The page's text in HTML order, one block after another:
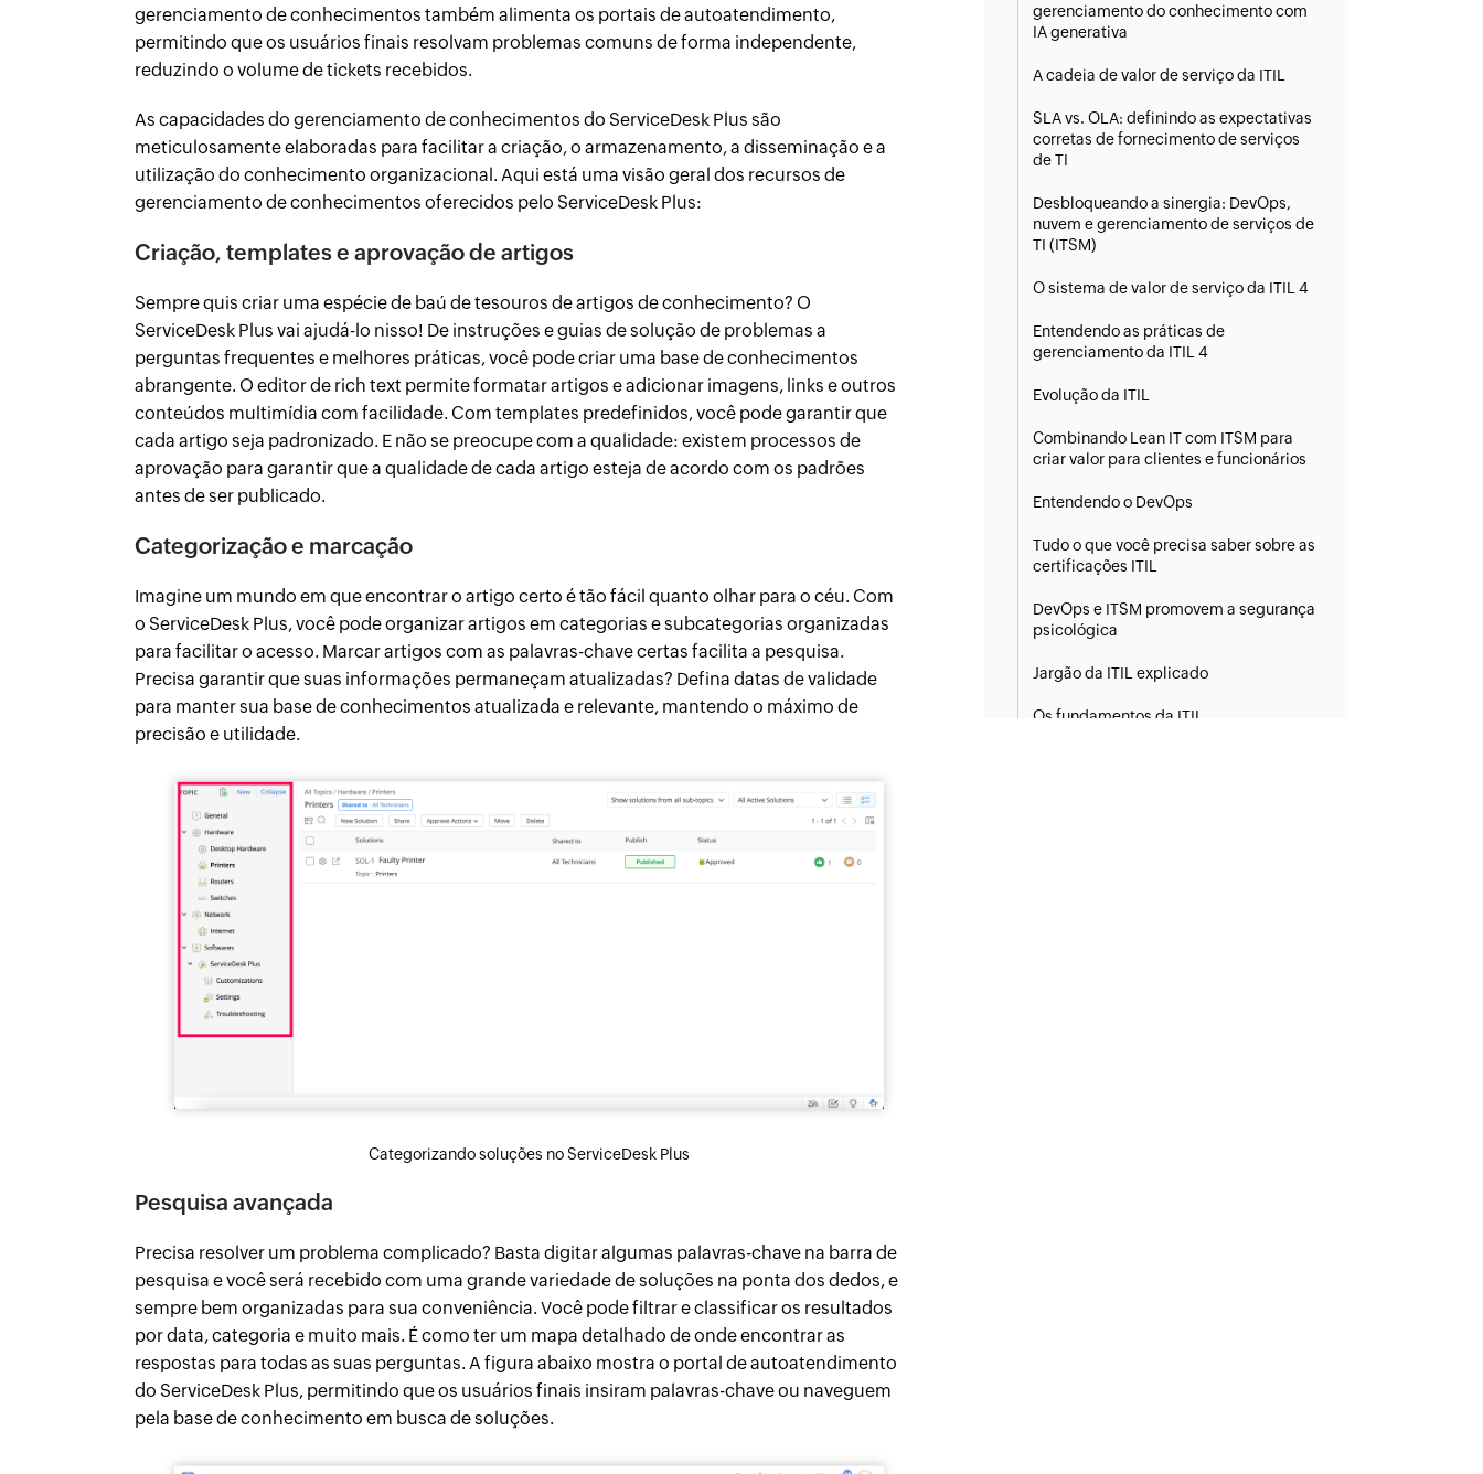
gerenciamento de conhecimentos também alimenta os portais de autoatendimento,
permitindo que os usuários finais resolvam problemas comuns de forma independente,
reduzindo o volume de tickets recebidos.
As capacidades do gerenciamento de conhecimentos do ServiceDesk Plus são
meticulosamente elaboradas para facilitar a criação, o armazenamento, a disseminação e a
utilização do conhecimento organizacional. Aqui está uma visão geral dos recursos de
gerenciamento de conhecimentos oferecidos pelo ServiceDesk Plus:
Criação, templates e aprovação de artigos
Sempre quis criar uma espécie de baú de tesouros de artigos de conhecimento? O
ServiceDesk Plus vai ajudá-lo nisso! De instruções e guias de solução de problemas a
perguntas frequentes e melhores práticas, você pode criar uma base de conhecimentos
abrangente. O editor de rich text permite formatar artigos e adicionar imagens, links e outros
conteúdos multimídia com facilidade. Com templates predefinidos, você pode garantir que
cada artigo seja padronizado. E não se preocupe com a qualidade: existem processos de
aprovação para garantir que a qualidade de cada artigo esteja de acordo com os padrões
antes de ser publicado.
Categorização e marcação
Imagine um mundo em que encontrar o artigo certo é tão fácil quanto olhar para o céu. Com
o ServiceDesk Plus, você pode organizar artigos em categorias e subcategorias organizadas
para facilitar o acesso. Marcar artigos com as palavras-chave certas facilita a pesquisa.
Precisa garantir que suas informações permaneçam atualizadas? Defina datas de validade
para manter sua base de conhecimentos atualizada e relevante, mantendo o máximo de
precisão e utilidade.
Categorizando soluções no ServiceDesk Plus
Pesquisa avançada
Precisa resolver um problema complicado? Basta digitar algumas palavras-chave na barra de
pesquisa e você será recebido com uma grande variedade de soluções na ponta dos dedos, e
sempre bem organizadas para sua conveniência. Você pode filtrar e classificar os resultados
por data, categoria e muito mais. É como ter um mapa detalhado de onde encontrar as
respostas para todas as suas perguntas. A figura abaixo mostra o portal de autoatendimento
do ServiceDesk Plus, permitindo que os usuários finais insiram palavras-chave ou naveguem
pela base de conhecimento em busca de soluções.
gerenciamento do conhecimento com
IA generativa
A cadeia de valor de serviço da ITIL
SLA vs. OLA: definindo as expectativas
corretas de fornecimento de serviços
de TI
Desbloqueando a sinergia: DevOps,
nuvem e gerenciamento de serviços de
TI (ITSM)
O sistema de valor de serviço da ITIL 4
Entendendo as práticas de
gerenciamento da ITIL 4
Evolução da ITIL
Combinando Lean IT com ITSM para
criar valor para clientes e funcionários
Entendendo o DevOps
Tudo o que você precisa saber sobre as
certificações ITIL
DevOps e ITSM promovem a segurança
psicológica
Jargão da ITIL explicado
Os fundamentos da ITIL